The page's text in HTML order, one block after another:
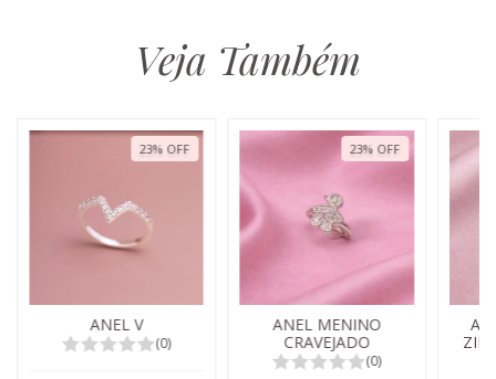
Veja Também
23% OFF
ANEL V
(0)
23% OFF
ANEL MENINO
CRAVEJADO
(0)